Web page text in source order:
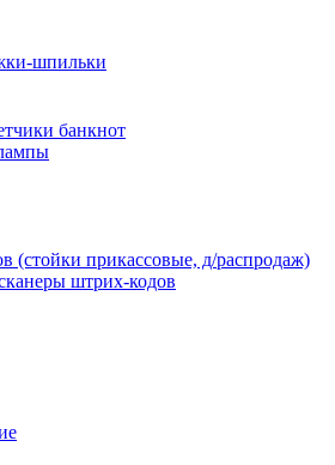
шпильки
банкнот
(стойки прикассовые, д/распродаж)
штрих-кодов